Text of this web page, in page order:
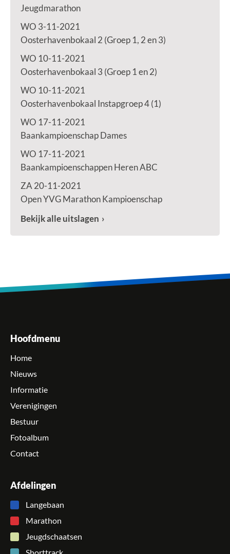
Jeugdmarathon
WO 3-11-2021
Oosterhavenbokaal 2 (Groep 1, 2 en 3)
WO 10-11-2021
Oosterhavenbokaal 3 (Groep 1 en 2)
WO 10-11-2021
Oosterhavenbokaal Instapgroep 4 (1)
WO 17-11-2021
Baankampioenschap Dames
WO 17-11-2021
Baankampioenschappen Heren ABC
ZA 20-11-2021
Open YVG Marathon Kampioenschap
Bekijk alle uitslagen
Hoofdmenu
Home
Nieuws
Informatie
Verenigingen
Bestuur
Fotoalbum
Contact
Afdelingen
Langebaan
Marathon
Jeugdschaatsen